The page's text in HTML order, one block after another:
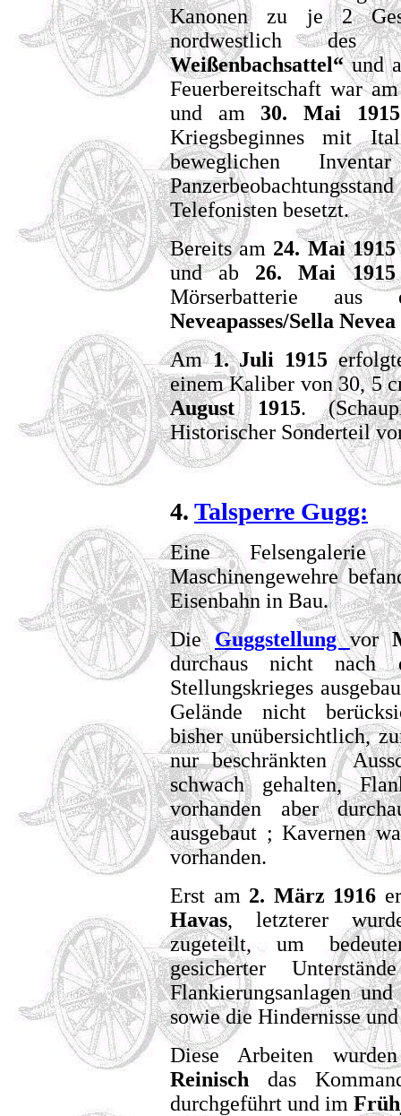
Kanonen zu je 2
nordwestlich
Weißenbachsattel“und
Feuerbereitschaft war
und am 30. Mai
Kriegsbeginnes mit
beweglichen
Telefonisten besetzt.
Bereits am 24. Mai
und ab 26. Mai
Mörserbatterie
Neveapasses/Sella Nevea
Am1. Juli 1915
einem Kaliber von 30, 5
August 1915.
Historischer Sonderteil
4. Talsperre Gugg:
Eine Felsengalerie
Maschinengewehre
Eisenbahn in Bau.
Die Guggstellungvor
durchaus nicht nach
Stellungskrieges
Gelände nicht
bisher unübersichtlich,
nur beschränkten
schwach gehalten,
vorhanden aber
ausgebaut ; Kavernen
vorhanden.
Erst am 2. März 1916
Havas, letzterer wurde
zugeteilt, um
gesicherter
Flankierungsanlagen
sowie die Hindernisse
Diese Arbeiten
Reinisch das
durchgeführt und im